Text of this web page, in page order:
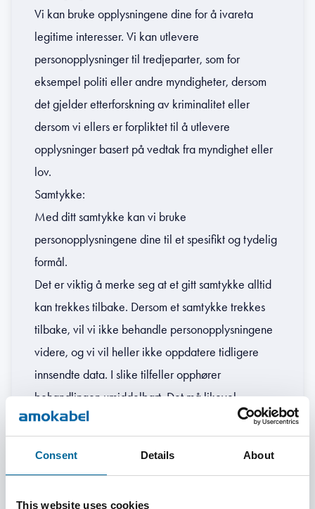
Consent Details About
This website uses cookies
Vi kan bruke opplysningene dine for å ivareta
legitime interesser. Vi kan utlevere
personopplysninger til tredjeparter, som for
eksempel politi eller andre myndigheter, dersom
det gjelder etterforskning av kriminalitet eller
dersom vi ellers er forpliktet til å utlevere
opplysninger basert på vedtak fra myndighet eller
lov.
Samtykke:
Med ditt samtykke kan vi bruke
personopplysningene dine til et spesifikt og tydelig
formål.
Det er viktig å merke seg at et gitt samtykke alltid
kan trekkes tilbake. Dersom et samtykke trekkes
tilbake, vil vi ikke behandle personopplysningene
videre, og vi vil heller ikke oppdatere tidligere
innsendte data. I slike tilfeller opphører
behandlingen umiddelbart. Det må likevel
bemerkes at visse behandlinger kan være